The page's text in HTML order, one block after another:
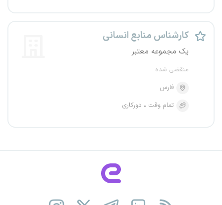
کارشناس منابع انسانی
یک مجموعه معتبر
منقضی شده
فارس
تمام وقت
دورکاری